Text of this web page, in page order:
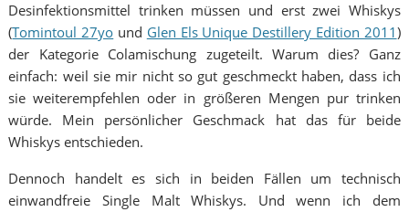
Desinfektionsmittel trinken müssen und erst zwei Whiskys
(Tomintoul 27yo und Glen Els Unique Destillery Edition 2011)
der Kategorie Colamischung zugeteilt. Warum dies? Ganz
einfach: weil sie mir nicht so gut geschmeckt haben, dass ich
sie weiterempfehlen oder in größeren Mengen pur trinken
würde. Mein persönlicher Geschmack hat das für beide
Whiskys entschieden.
Dennoch handelt es sich in beiden Fällen um technisch
einwandfreie Single Malt Whiskys. Und wenn ich dem